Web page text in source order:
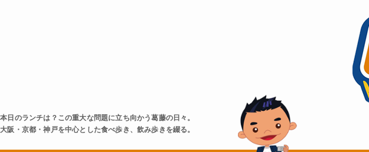
本日のランチは？この重大な問題に立ち向かう葛藤の日々。
大阪・京都・神戸を中心とした食べ歩き、飲み歩きを綴る。